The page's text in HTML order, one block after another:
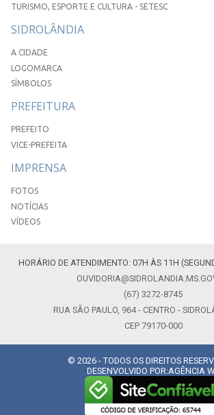
TURISMO, ESPORTE E CULTURA - SETESC
SIDROLÂNDIA
A CIDADE
LOGOMARCA
SÍMBOLOS
PREFEITURA
PREFEITO
VICE-PREFEITA
IMPRENSA
FOTOS
NOTÍCIAS
VÍDEOS
HORÁRIO DE ATENDIMENTO: 07H ÀS 11H
(67) 3272-8745
RUA SÃO PAULO, 964 - CENTRO -
CEP 79170-000
© 2026 - TODOS OS DIREITOS
DESENVOLVIDO POR:AGÊNCIA